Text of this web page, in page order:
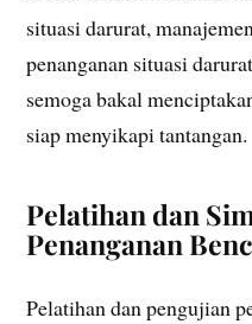
situasi darurat,
penanganan situasi
semoga bakal
siap menyikapi tantangan.
Pelatihan dan
Penanganan
Pelatihan dan pengujian